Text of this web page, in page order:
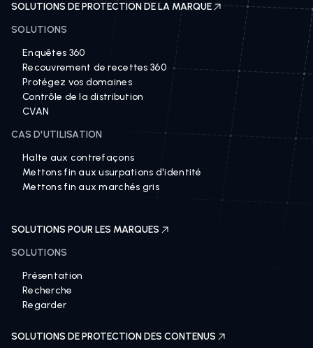
SOLUTIONS DE PROTECTION DE LA MARQUE
SOLUTIONS
Enquêtes 360
Recouvrement de recettes 360
Protégez vos domaines
Contrôle de la distribution
CVAN
CAS D'UTILISATION
Halte aux contrefaçons
Mettons fin aux usurpations d'identité
Mettons fin aux marchés gris
SOLUTIONS POUR LES MARQUES
SOLUTIONS
Présentation
Recherche
Regarder
SOLUTIONS DE PROTECTION DES CONTENUS